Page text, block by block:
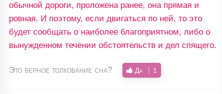
обычной дороги, проложена ранее, она прямая и
ровная. И поэтому, если двигаться по ней, то это
будет сообщать о наиболее благоприятном, либо о
вынужденном течении обстоятельств и дел спящего.
Это верное толкование сна? Да 1